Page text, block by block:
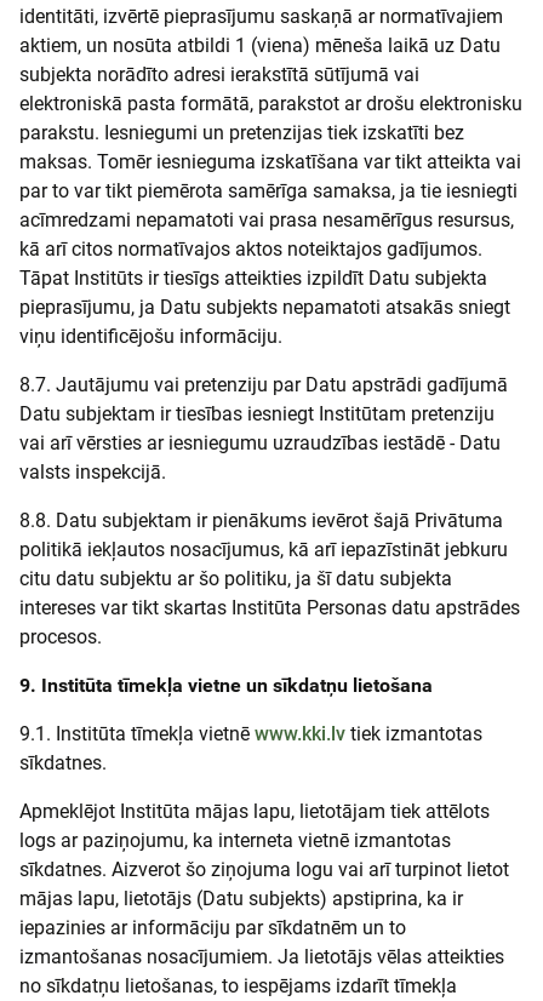
identitāti, izvērtē pieprasījumu saskaņā ar normatīvajiem
aktiem, un nosūta atbildi 1 (viena) mēneša laikā uz Datu
subjekta norādīto adresi ierakstītā sūtījumā vai
elektroniskā pasta formātā, parakstot ar drošu elektronisku
parakstu. Iesniegumi un pretenzijas tiek izskatīti bez
maksas. Tomēr iesnieguma izskatīšana var tikt atteikta vai
par to var tikt piemērota samērīga samaksa, ja tie iesniegti
acīmredzami nepamatoti vai prasa nesamērīgus resursus,
kā arī citos normatīvajos aktos noteiktajos gadījumos.
Tāpat Institūts ir tiesīgs atteikties izpildīt Datu subjekta
pieprasījumu, ja Datu subjekts nepamatoti atsakās sniegt
viņu identificējošu informāciju.
8.7. Jautājumu vai pretenziju par Datu apstrādi gadījumā
Datu subjektam ir tiesības iesniegt Institūtam pretenziju
vai arī vērsties ar iesniegumu uzraudzības iestādē - Datu
valsts inspekcijā.
8.8. Datu subjektam ir pienākums ievērot šajā Privātuma
politikā iekļautos nosacījumus, kā arī iepazīstināt jebkuru
citu datu subjektu ar šo politiku, ja šī datu subjekta
intereses var tikt skartas Institūta Personas datu apstrādes
procesos.
9. Institūta tīmekļa vietne un sīkdatņu lietošana
9.1. Institūta tīmekļa vietnē www.kki.lv tiek izmantotas
sīkdatnes.
Apmeklējot Institūta mājas lapu, lietotājam tiek attēlots
logs ar paziņojumu, ka interneta vietnē izmantotas
sīkdatnes. Aizverot šo ziņojuma logu vai arī turpinot lietot
mājas lapu, lietotājs (Datu subjekts) apstiprina, ka ir
iepazinies ar informāciju par sīkdatnēm un to
izmantošanas nosacījumiem. Ja lietotājs vēlas atteikties
no sīkdatņu lietošanas, to iespējams izdarīt tīmekļa